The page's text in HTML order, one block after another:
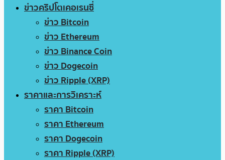
ข่าวคริปโตเคอเรนซี่
ข่าว Bitcoin
ข่าว Ethereum
ข่าว Binance Coin
ข่าว Dogecoin
ข่าว Ripple (XRP)
ราคาและการวิเคราะห์
ราคา Bitcoin
ราคา Ethereum
ราคา Dogecoin
ราคา Ripple (XRP)